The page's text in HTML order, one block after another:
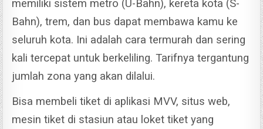
memiliki sistem metro (U-Bahn), kereta kota (S-
Bahn), trem, dan bus dapat membawa kamu ke
seluruh kota. Ini adalah cara termurah dan sering
kali tercepat untuk berkeliling.Tarifnya tergantung
jumlah zona yang akan dilalui.
Bisa membeli tiket di aplikasi MVV, situs web,
mesin tiket di stasiun atau loket tiket yang